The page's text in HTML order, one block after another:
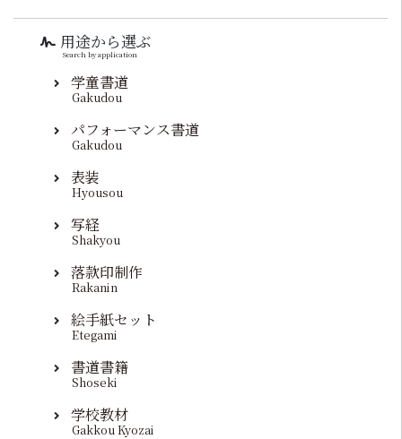
用途から選ぶ
Search by application
学童書道
Gakudou
パフォーマンス書道
Gakudou
表装
Hyousou
写経
Shakyou
落款印制作
Rakanin
絵手紙セット
Etegami
書道書籍
Shoseki
学校教材
Gakkou Kyozai